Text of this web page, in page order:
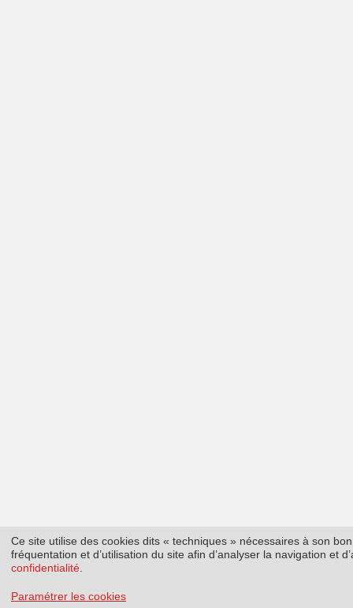
Ce site utilise des cookies dits « techniques » nécessaires à son
fréquentation et d’utilisation du site afin d’analyser la navigation et
confidentialité
Paramétrer les cookies